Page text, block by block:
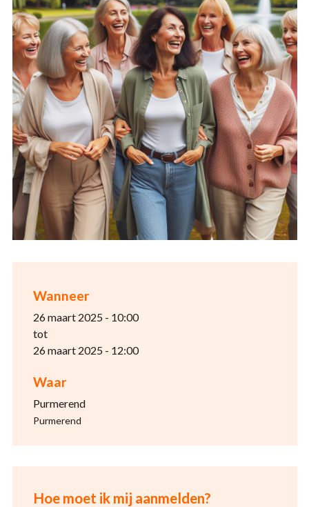
Wanneer
26 maart 2025 - 10:00
tot
26 maart 2025 - 12:00
Waar
Purmerend
Purmerend
Hoe moet ik mij aanmelden?